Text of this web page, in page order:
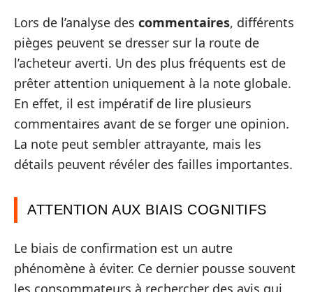
Lors de l’analyse des commentaires, différents
pièges peuvent se dresser sur la route de
l’acheteur averti. Un des plus fréquents est de
prêter attention uniquement à la note globale.
En effet, il est impératif de lire plusieurs
commentaires avant de se forger une opinion.
La note peut sembler attrayante, mais les
détails peuvent révéler des failles importantes.
ATTENTION AUX BIAIS COGNITIFS
Le biais de confirmation est un autre
phénomène à éviter. Ce dernier pousse souvent
les consommateurs à rechercher des avis qui